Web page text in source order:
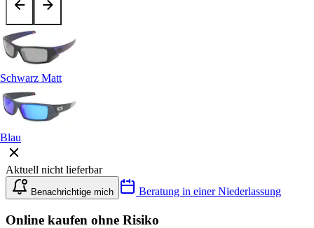
Schwarz Matt
Blau
Aktuell nicht lieferbar
Benachrichtige mich Beratung in einer Niederlassung
Online kaufen ohne Risiko